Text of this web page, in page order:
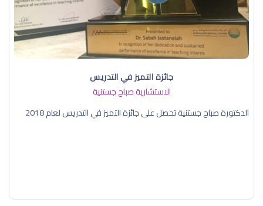
جائزة التميز في التدريس
الاستشارية صباح جستنية
الدكتورة صباح جستنية تحصل على جائزة التميز في التدريس لعام 2018